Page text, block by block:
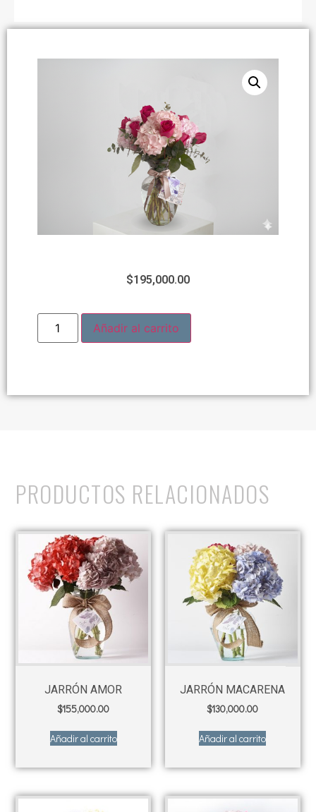
$195,000.00
Añadir al carrito
PRODUCTOS RELACIONADOS
JARRÓN AMOR
$155,000.00
Añadir al carrito
JARRÓN MACARENA
$130,000.00
Añadir al carrito